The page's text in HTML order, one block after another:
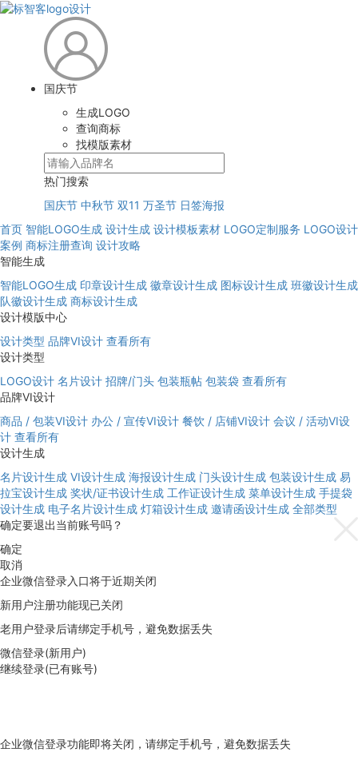
国庆节
生成LOGO
查询商标
找模版素材
热门搜索
国庆节 中秋节 双11 万圣节 日签海报
首页 智能LOGO生成 设计生成 设计模板素材 LOGO定制服务 LOGO设计
案例 商标注册查询 设计攻略
智能生成
智能LOGO生成 印章设计生成 徽章设计生成 图标设计生成 班徽设计生成
队徽设计生成 商标设计生成
设计模版中心
设计类型 品牌VI设计 查看所有
设计类型
LOGO设计 名片设计 招牌/门头 包装瓶帖 包装袋 查看所有
品牌VI设计
商品 / 包装VI设计 办公 / 宣传VI设计 餐饮 / 店铺VI设计 会议 / 活动VI设
计 查看所有
设计生成
名片设计生成 VI设计生成 海报设计生成 门头设计生成 包装设计生成 易
拉宝设计生成 奖状/证书设计生成 工作证设计生成 菜单设计生成 手提袋
设计生成 电子名片设计生成 灯箱设计生成 邀请函设计生成 全部类型
确定要退出当前账号吗？
确定
取消
企业微信登录入口将于近期关闭
新用户注册功能现已关闭
老用户登录后请绑定手机号，避免数据丢失
微信登录(新用户)
继续登录(已有账号)
企业微信登录功能即将关闭，请绑定手机号，避免数据丢失